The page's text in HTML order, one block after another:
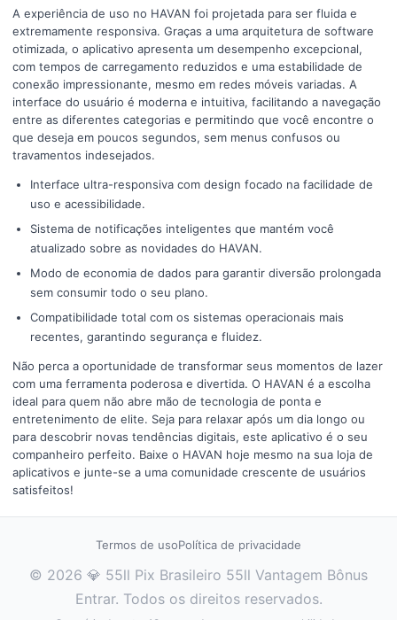
A experiência de uso no HAVAN foi projetada para ser fluida e
extremamente responsiva. Graças a uma arquitetura de software
otimizada, o aplicativo apresenta um desempenho excepcional,
com tempos de carregamento reduzidos e uma estabilidade de
conexão impressionante, mesmo em redes móveis variadas. A
interface do usuário é moderna e intuitiva, facilitando a navegação
entre as diferentes categorias e permitindo que você encontre o
que deseja em poucos segundos, sem menus confusos ou
travamentos indesejados.
Interface ultra-responsiva com design focado na facilidade de
uso e acessibilidade.
Sistema de notificações inteligentes que mantém você
atualizado sobre as novidades do HAVAN.
Modo de economia de dados para garantir diversão prolongada
sem consumir todo o seu plano.
Compatibilidade total com os sistemas operacionais mais
recentes, garantindo segurança e fluidez.
Não perca a oportunidade de transformar seus momentos de lazer
com uma ferramenta poderosa e divertida. O HAVAN é a escolha
ideal para quem não abre mão de tecnologia de ponta e
entretenimento de elite. Seja para relaxar após um dia longo ou
para descobrir novas tendências digitais, este aplicativo é o seu
companheiro perfeito. Baixe o HAVAN hoje mesmo na sua loja de
aplicativos e junte-se a uma comunidade crescente de usuários
satisfeitos!
Termos de usoPolítica de privacidade
© 2026 💎 55ll Pix Brasileiro 55ll Vantagem Bônus
Entrar. Todos os direitos reservados.